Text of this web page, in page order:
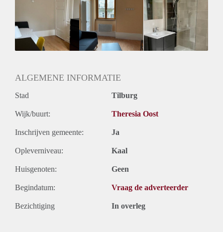
3,0 X Maandhuur Bruto
Onbepaalde termijn
Oplevering
Gestoffeerd
ALGEMENE INFORMATIE
Stad Tilburg
Wijk/buurt: Theresia Oost
Inschrijven gemeente: Ja
Opleverniveau: Kaal
Huisgenoten: Geen
Begindatum: Vraag de adverteerder
Bezichtiging In overleg